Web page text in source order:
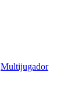
Multijugador